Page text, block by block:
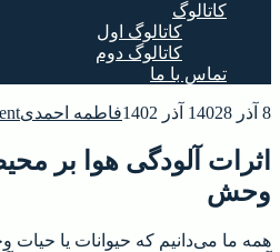
کاتالوگ
کاتالوگ اول
کاتالوگ دوم
تماس با ما
8 آذر 1402 8 آذر 1402 فاطمه احمدی
اثرات آلودگی هوا بر
وحش
همه ما می‌دانیم که حیوانات یا حیات